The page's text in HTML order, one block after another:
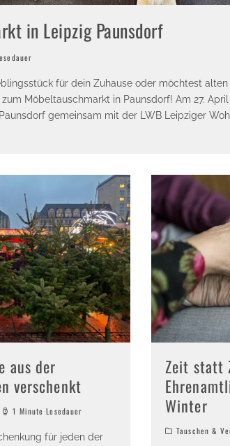
in Leipzig Paunsdorf
für dein Zuhause oder möchtest
Möbeltauschmarkt in Paunsdorf! Am 27.
gemeinsam mit der LWB Leipziger
aus der
verschenkt
1 Minute Lesedauer
für jeden der
Zeit statt
Winter
Tauschen &